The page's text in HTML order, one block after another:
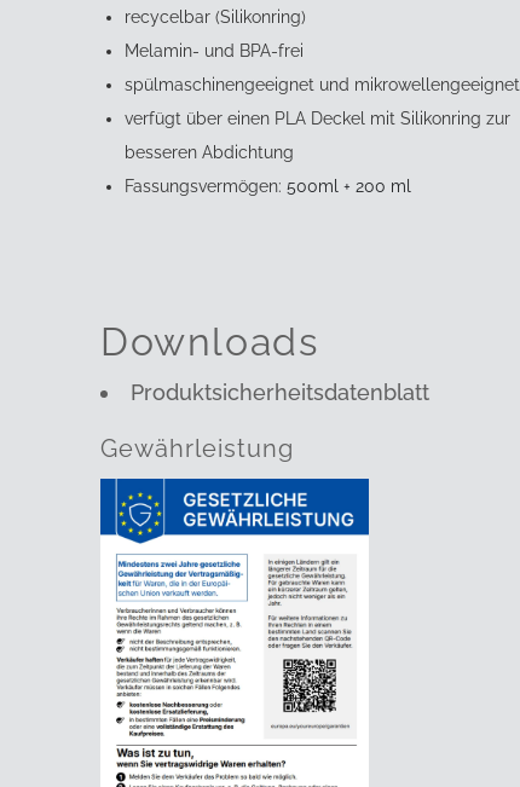
recycelbar (Silikonring)
Melamin- und BPA-frei
spülmaschinengeeignet und mikrowellengeeignet
verfügt über einen PLA Deckel mit Silikonring zur
besseren Abdichtung
Fassungsvermögen: 500ml + 200 ml
Downloads
Produktsicherheitsdatenblatt
Gewährleistung